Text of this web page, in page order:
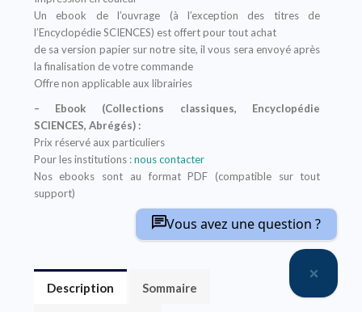
Un ebook de l’ouvrage (à l’exception des titres de
l’Encyclopédie SCIENCES) est offert pour tout achat
de sa version papier sur notre site, il vous sera envoyé après
la finalisation de votre commande
Offre non applicable aux librairies
– Ebook (Collections classiques, Encyclopédie
SCIENCES, Abrégés) :
Prix réservé aux particuliers
Pour les institutions :nous contacter
Nos ebooks sont au format PDF (compatible sur tout
support)
Description Sommaire
Vous avez une question ?